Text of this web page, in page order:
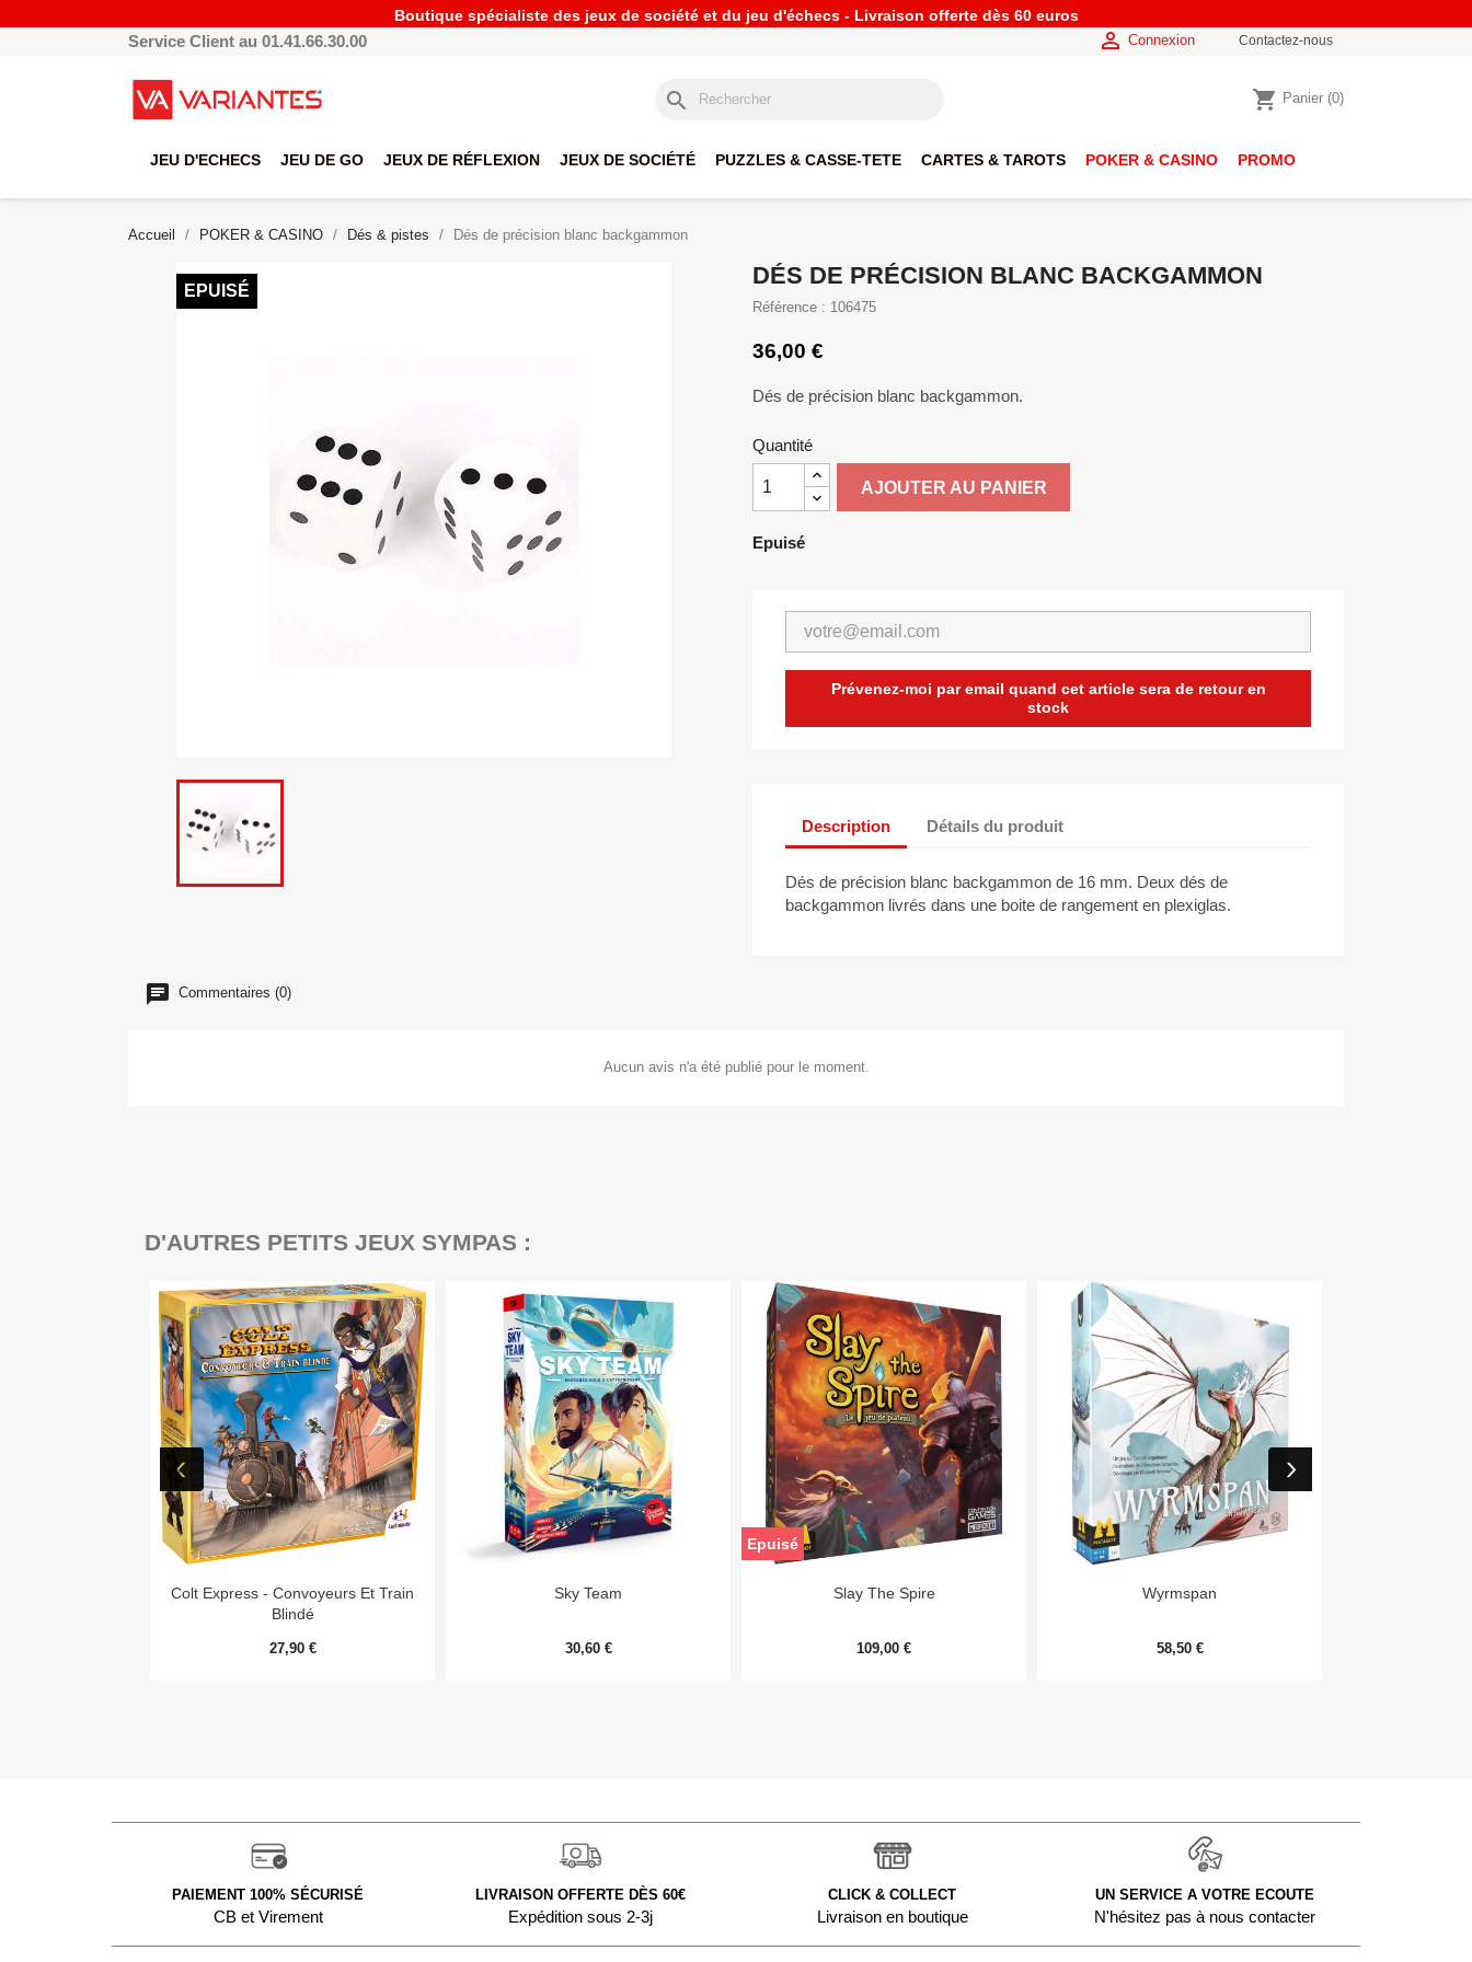
Boutique spécialiste des jeux de société et du jeu d'échecs - Livraison offerte dès 60 euros
Service Client au 01.41.66.30.00  Connexion Contactez-nous
search shopping_cart Panier (0)
JEU D'ECHECS JEU DE GO JEUX DE RÉFLEXION JEUX DE SOCIÉTÉ PUZZLES & CASSE-TETE CARTES & TAROTS POKER & CASINO PROMO
Accueil POKER & CASINO Dés & pistes Dés de précision blanc backgammon
EPUISÉ
DÉS DE PRÉCISION BLANC BACKGAMMON
Référence : 106475
36,00 €
Dés de précision blanc backgammon.
Quantité
AJOUTER AU PANIER
Epuisé
Prévenez-moi par email quand cet article sera de retour en
stock
Description Détails du produit
Dés de précision blanc backgammon de 16 mm. Deux dés de
backgammon livrés dans une boite de rangement en plexiglas.
Commentaires (0)
Aucun avis n'a été publié pour le moment.
D'AUTRES PETITS JEUX SYMPAS :
Aperçu rapide
Colt Express - Convoyeurs Et Train
Blindé
27,90 €
Aperçu rapide
Sky Team
30,60 €
Aperçu rapide
Slay The Spire
109,00 €
Epuisé
Aperçu rapide
Wyrmspan
58,50 €
PAIEMENT 100% SÉCURISÉ
CB et Virement
LIVRAISON OFFERTE DÈS 60€
Expédition sous 2-3j
CLICK & COLLECT
Livraison en boutique
UN SERVICE A VOTRE ECOUTE
N'hésitez pas à nous contacter